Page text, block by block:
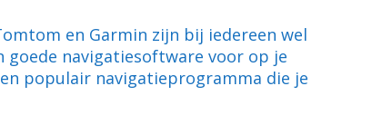
en Garmin zijn bij iedereen wel
navigatiesoftware voor op je
populair navigatieprogramma die je